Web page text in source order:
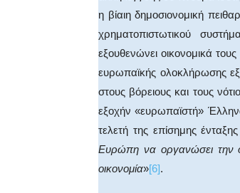
η βίαιη δημοσιονομική
χρηματοπιστωτικού
εξουθενώνει οικονομικά
ευρωπαϊκής ολοκλήρωσης
στους βόρειους και τους
εξοχήν «ευρωπαϊστή»
τελετή της επίσημης
Ευρώπη να οργανώσει την
οικονομία»[6].